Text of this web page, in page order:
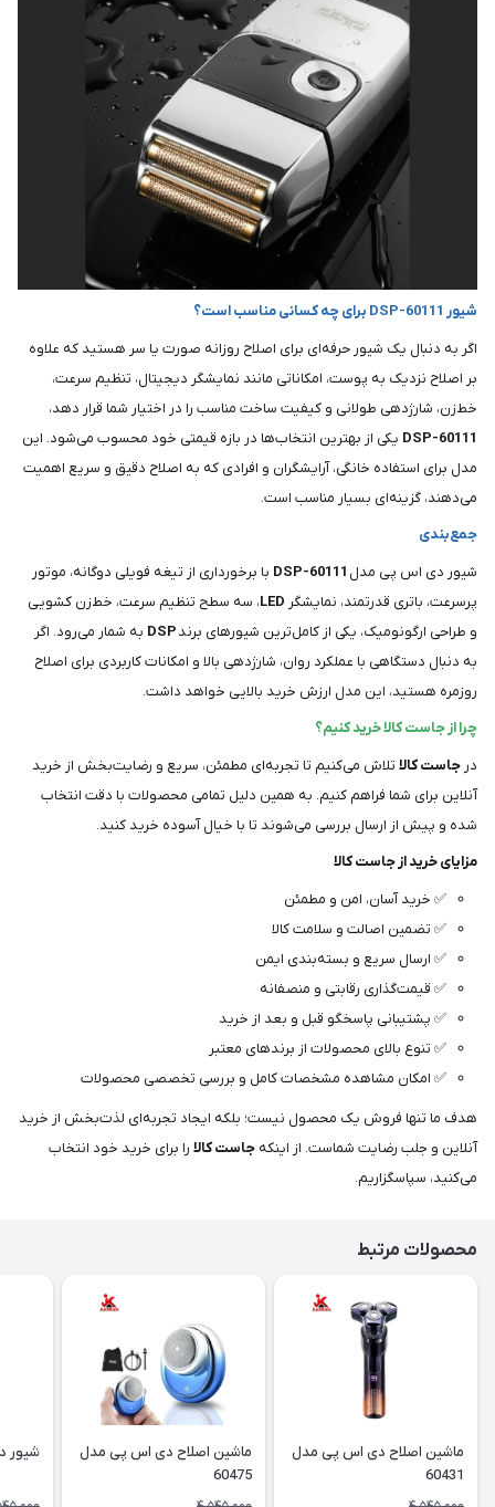
شیور DSP-60111 برای چه کسانی مناسب است؟
اگر به دنبال یک شیور حرفه‌ای برای اصلاح روزانه صورت یا سر هستید که علاوه
بر اصلاح نزدیک به پوست، امکاناتی مانند نمایشگر دیجیتال، تنظیم سرعت،
خط‌زن، شارژدهی طولانی و کیفیت ساخت مناسب را در اختیار شما قرار دهد،
DSP-60111
یکی از بهترین انتخاب‌ها در بازه قیمتی خود محسوب می‌شود. این
مدل برای استفاده خانگی، آرایشگران و افرادی که به اصلاح دقیق و سریع اهمیت
می‌دهند، گزینه‌ای بسیار مناسب است.
جمع‌بندی
شیور دی اس پی مدل
با برخورداری از تیغه فویلی دوگانه، موتور
پرسرعت، باتری قدرتمند، نمایشگر LED، سه سطح تنظیم سرعت، خط‌زن کشویی
و طراحی ارگونومیک، یکی از کامل‌ترین شیورهای برند
به شمار می‌رود. اگر
به دنبال دستگاهی با عملکرد روان، شارژدهی بالا و امکانات کاربردی برای اصلاح
روزمره هستید، این مدل ارزش خرید بالایی خواهد داشت.
چرا از جاست کالا خرید کنیم؟
در جاست کالا تلاش می‌کنیم تا تجربه‌ای مطمئن، سریع و رضایت‌بخش از خرید
آنلاین برای شما فراهم کنیم. به همین دلیل تمامی محصولات با دقت انتخاب
شده و پیش از ارسال بررسی می‌شوند تا با خیال آسوده خرید کنید.
مزایای خرید از جاست کالا
✅ خرید آسان، امن و مطمئن
✅ تضمین اصالت و سلامت کالا
✅ ارسال سریع و بسته‌بندی ایمن
✅ قیمت‌گذاری رقابتی و منصفانه
✅ پشتیبانی پاسخگو قبل و بعد از خرید
✅ تنوع بالای محصولات از برندهای معتبر
✅ امکان مشاهده مشخصات کامل و بررسی تخصصی محصولات
هدف ما تنها فروش یک محصول نیست؛ بلکه ایجاد تجربه‌ای لذت‌بخش از خرید
آنلاین و جلب رضایت شماست. از اینکه جاست کالا را برای خرید خود انتخاب
می‌کنید، سپاسگزاریم.
محصولات مرتبط
ماشین اصلاح دی اس پی مدل
60431
ماشین اصلاح دی اس پی مدل
60475
شیور